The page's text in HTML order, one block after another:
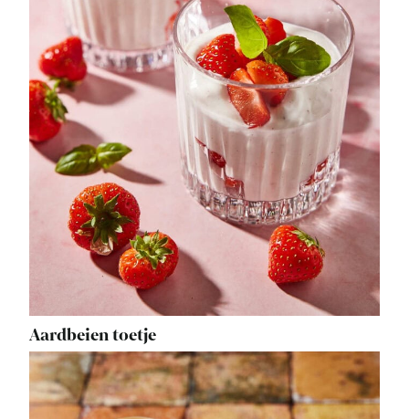
Aardbeien toetje